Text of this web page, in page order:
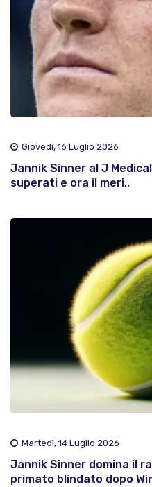
Giovedì, 16 Luglio 2026
Jannik Sinner al J
superati e ora il meri..
Martedì, 14 Luglio 2026
Jannik Sinner domina il
primato blindato dopo